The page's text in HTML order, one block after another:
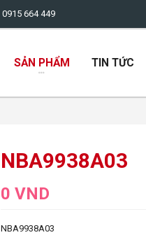
0915 664 449
SẢN PHẨM TIN TỨC
NBA9938A03
0 VND
NBA9938A03